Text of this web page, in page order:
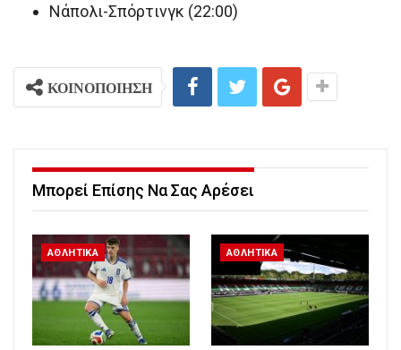
Νάπολι-Σπόρτινγκ (22:00)
ΚΟΙΝΟΠΟΙΗΣΗ
Μπορεί Επίσης Να Σας Αρέσει
ΑΘΛΗΤΙΚΑ ΑΘΛΗΤΙΚΑ